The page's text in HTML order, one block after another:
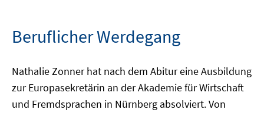
Beruflicher Werdegang
Nathalie Zonner hat nach dem Abitur eine Ausbildung
zur Europasekretärin an der Akademie für Wirtschaft
und Fremdsprachen in Nürnberg absolviert. Von